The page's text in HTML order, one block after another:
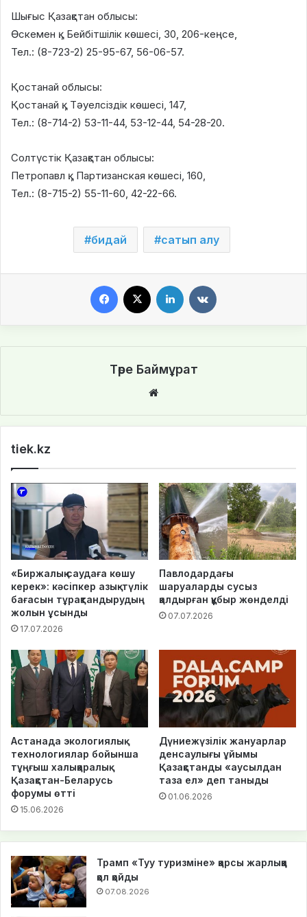
Шығыс Қазақстан облысы:
Өскемен қ., Бейбітшілік көшесі, 30, 206-кеңсе,
Тел.: (8-723-2) 25-95-67, 56-06-57.
Қостанай облысы:
Қостанай қ., Тәуелсіздік көшесі, 147,
Тел.: (8-714-2) 53-11-44, 53-12-44, 54-28-20.
Солтүстік Қазақстан облысы:
Петропавл қ., Партизанская көшесі, 160,
Тел.: (8-715-2) 55-11-60, 42-22-66.
бидай сатып алу
Facebook LinkedIn
Төре Баймұрат
tiek.kz
«Биржалық саудаға көшу
керек»: кәсіпкер азық-түлік
бағасын тұрақтандырудың
жолын ұсынды
17.07.2026
Павлодардағы
шаруаларды сусыз
қалдырған құбыр жөнделді
07.07.2026
Астанада экологиялық
технологиялар бойынша
тұңғыш халықаралық
Қазақстан-Беларусь
форумы өтті
15.06.2026
Дүниежүзілік жануарлар
денсаулығы ұйымы
Қазақстанды «аусылдан
таза ел» деп таныды
01.06.2026
Трамп «Туу туризміне» қарсы жарлыққа
қол қойды
07.08.2026